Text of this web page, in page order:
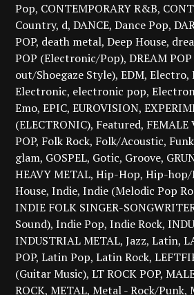
Pop CONTEMPORARY R&B
Country d DANCE Dance Pop
POP death metal Deep House
POP (Electronic/Pop) DREAM
out/Shoegaze Style) EDM Electro
Electronic electronic pop
Emo EPIC EUROVISION
(ELECTRONIC) Featured FEMALE
POP Folk Rock Folk/Acoustic Funk
glam GOSPEL Gotic Groove
HEAVY METAL Hip-Hop Hip-hop/
House Indie Indie (Melodic Pop
INDIE FOLK SINGER-
Sound) Indie Pop Indie Rock
INDUSTRIAL METAL Jazz Latin
POP Latin Pop Latin Rock
(Guitar Music) LT ROCK POP
ROCK METAL Metal - Rock/Punk